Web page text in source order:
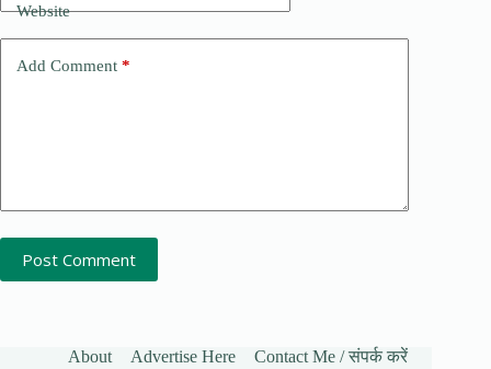
Website
Add Comment *
Post Comment
About Advertise Here
Contact Me / संपर्क करें